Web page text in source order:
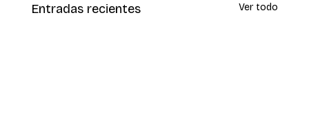
Entradas recientes Ver todo